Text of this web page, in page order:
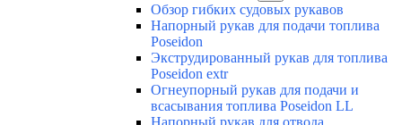
Обзор гибких судовых рукавов
Напорный рукав для подачи топлива
Poseidon
Экструдированный рукав для топлива
Poseidon extr
Огнеупорный рукав для подачи и
всасывания топлива Poseidon LL
Напорный рукав для отвода